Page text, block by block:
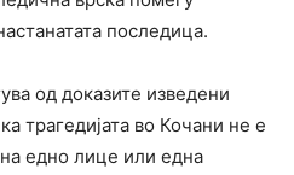
последица.
од доказите изведени
трагедијата во Кочани не е
едно лице или една